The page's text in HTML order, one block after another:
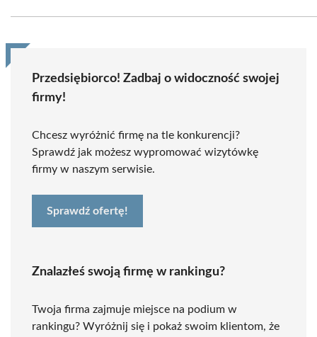
Przedsiębiorco! Zadbaj o widoczność swojej
firmy!
Chcesz wyróżnić firmę na tle konkurencji?
Sprawdź jak możesz wypromować wizytówkę
firmy w naszym serwisie.
Sprawdź ofertę!
Znalazłeś swoją firmę w rankingu?
Twoja firma zajmuje miejsce na podium w
rankingu? Wyróżnij się i pokaż swoim klientom, że